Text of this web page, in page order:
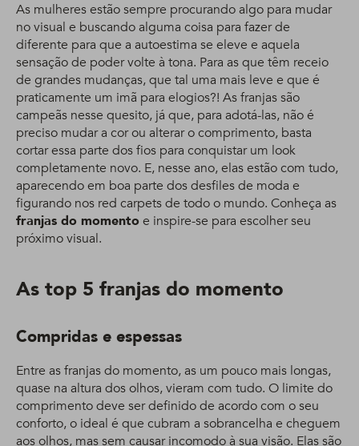
As mulheres estão sempre procurando algo para mudar
no visual e buscando alguma coisa para fazer de
diferente para que a autoestima se eleve e aquela
sensação de poder volte à tona. Para as que têm receio
de grandes mudanças, que tal uma mais leve e que é
praticamente um imã para elogios?! As franjas são
campeãs nesse quesito, já que, para adotá-las, não é
preciso mudar a cor ou alterar o comprimento, basta
cortar essa parte dos fios para conquistar um look
completamente novo. E, nesse ano, elas estão com tudo,
aparecendo em boa parte dos desfiles de moda e
figurando nos red carpets de todo o mundo. Conheça as
franjas do momento e inspire-se para escolher seu
próximo visual.
As top 5 franjas do momento
Compridas e espessas
Entre as franjas do momento, as um pouco mais longas,
quase na altura dos olhos, vieram com tudo. O limite do
comprimento deve ser definido de acordo com o seu
conforto, o ideal é que cubram a sobrancelha e cheguem
aos olhos, mas sem causar incomodo à sua visão. Elas são